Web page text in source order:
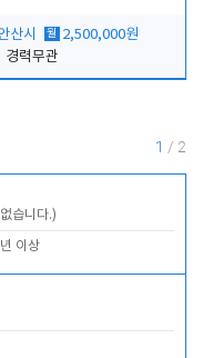
산시 월 2,500,000원
경력무관
1 / 2
습니다.)
이상